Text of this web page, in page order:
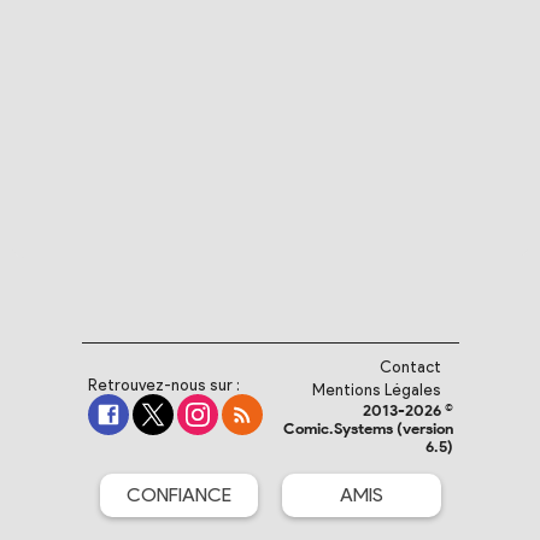
Retrouvez-nous sur :
Contact
Mentions Légales
2013-2026 ©
Comic.Systems (version
6.5)
CONFIANCE AMIS